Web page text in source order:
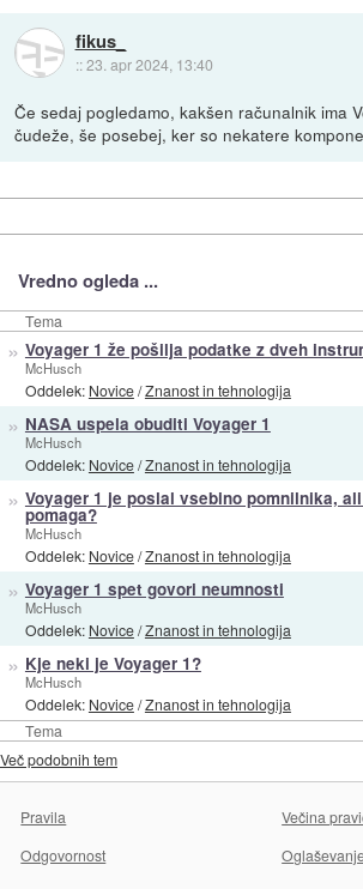
fikus_
::23. apr 2024, 13:40
Če sedaj pogledamo, kakšen računalnik ima
čudeže, še posebej, ker so nekatere
Vredno ogleda ...
Tema
Tema
» Voyager 1 že pošilja podatke z dveh
McHusch
Oddelek: Novice/Znanost in tehnologija
» NASA uspela obuditi Voyager 1
McHusch
Oddelek: Novice/Znanost in tehnologija
» Voyager 1 je poslal vsebino pomnilnika,
pomaga?
McHusch
Oddelek: Novice/Znanost in tehnologija
» Voyager 1 spet govori neumnosti
McHusch
Oddelek: Novice/Znanost in tehnologija
» Kje neki je Voyager 1?
McHusch
Oddelek: Novice/Znanost in tehnologija
Več podobnih tem
Pravila
Večina
Odgovornost